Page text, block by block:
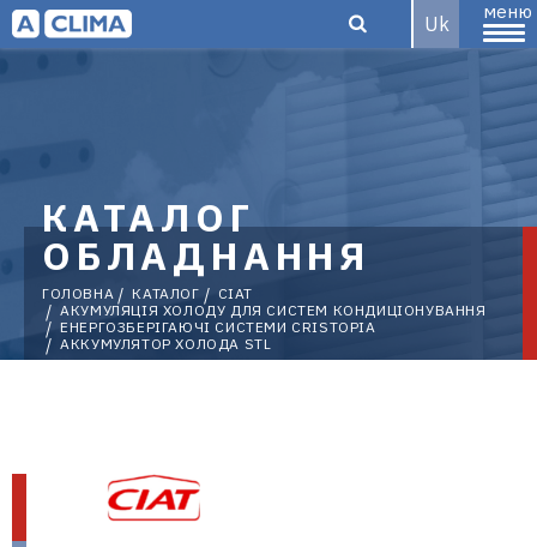
дистриб'ютор
кліматичного
обладнання
Uk
меню
КАТАЛОГ
ОБЛАДНАННЯ
ГОЛОВНА КАТАЛОГ
CIAT
АКУМУЛЯЦІЯ ХОЛОДУ ДЛЯ СИСТЕМ КОНДИЦІОНУВАННЯ
ЕНЕРГОЗБЕРІГАЮЧІ СИСТЕМИ CRISTOPIA
АККУМУЛЯТОР ХОЛОДА STL